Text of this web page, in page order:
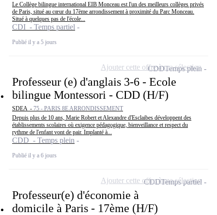
Le Collège bilingue international EIB Monceau est l'un des meilleurs collèges privés
de Paris, situé au cœur du 17ème arrondissement à proximité du Parc Monceau.
Situé à quelques pas de l'école...
CDI - Temps partiel
Publié il y a 5 jours
Professeur (e) d'anglais 3-6 - Ecole
bilingue Montessori - CDD (H/F)
SDEA - 75 - PARIS 8E ARRONDISSEMENT
Depuis plus de 10 ans, Marie Robert et Alexandre d'Esclaibes développent des
établissements scolaires où exigence pédagogique, bienveillance et respect du
rythme de l'enfant vont de pair. Implanté à...
CDD - Temps plein
Publié il y a 6 jours
CDDTemps plein
Ajouter cette offre à ma sélection
Professeur(e) d'économie à
domicile à Paris - 17ème (H/F)
CDDTemps partiel
Ajouter cette offre à ma sélection